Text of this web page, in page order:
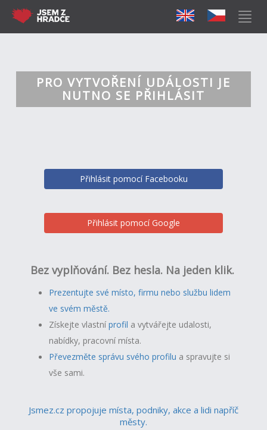
PRO VYTVOŘENÍ UDÁLOSTI JE
NUTNO SE PŘIHLÁSIT
Přihlásit pomocí Facebooku
Přihlásit pomocí Google
Bez vyplňování. Bez hesla. Na jeden klik.
Prezentujte své místo, firmu nebo službu lidem
ve svém městě.
Získejte vlastníprofil a vytvářejte udalosti,
nabídky, pracovní místa.
Převezměte správu svého profilu a spravujte si
vše sami.
Jsmez.cz propojuje místa, podniky, akce a lidi napříč
městy.